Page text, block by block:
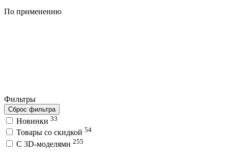
По применению
Фильтры
Сброс фильтра
Новинки 33
Товары со скидкой 54
C 3D-моделями 255